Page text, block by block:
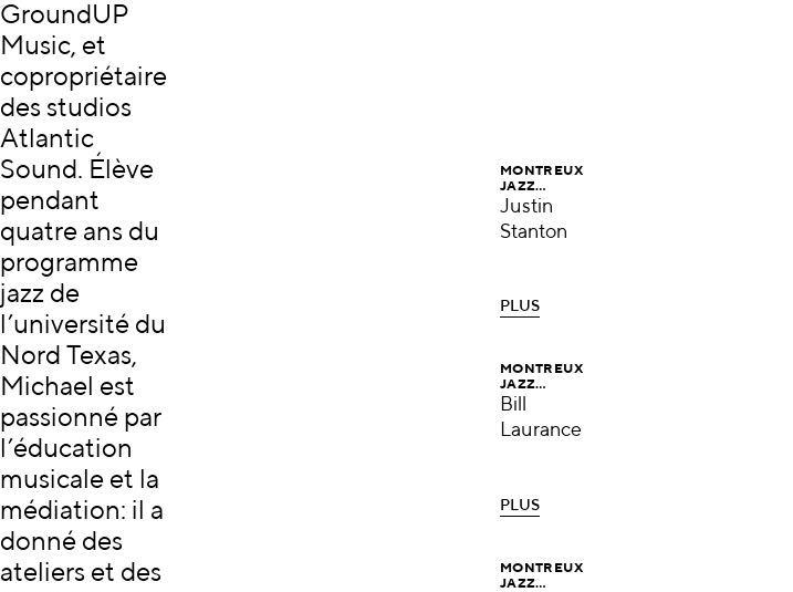
GroundUP
Music, et
copropriétaire
des studios
Atlantic
Sound. Élève
pendant
quatre ans du
programme
jazz de
l’université du
Nord Texas,
Michael est
passionné par
l’éducation
musicale et la
médiation: il a
donné des
ateliers et des
MONTREUX
JAZZ
ACADEMY
Justin
Stanton
PLUS
MONTREUX
JAZZ
ACADEMY
Bill
Laurance
PL US
MONTREUX
JAZZ